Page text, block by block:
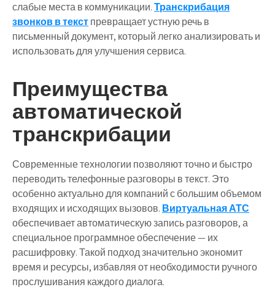
слабые места в коммуникации.Транскрибация
звонков в текстпревращает устную речь в
письменный документ, который легко анализировать и
использовать для улучшения сервиса.
Преимущества
автоматической
транскрибации
Современные технологии позволяют точно и быстро
переводить телефонные разговоры в текст. Это
особенно актуально для компаний с большим объемом
входящих и исходящих вызовов. Виртуальная АТС
обеспечивает автоматическую запись разговоров, а
специальное программное обеспечение — их
расшифровку. Такой подход значительно экономит
время и ресурсы, избавляя от необходимости ручного
прослушивания каждого диалога.